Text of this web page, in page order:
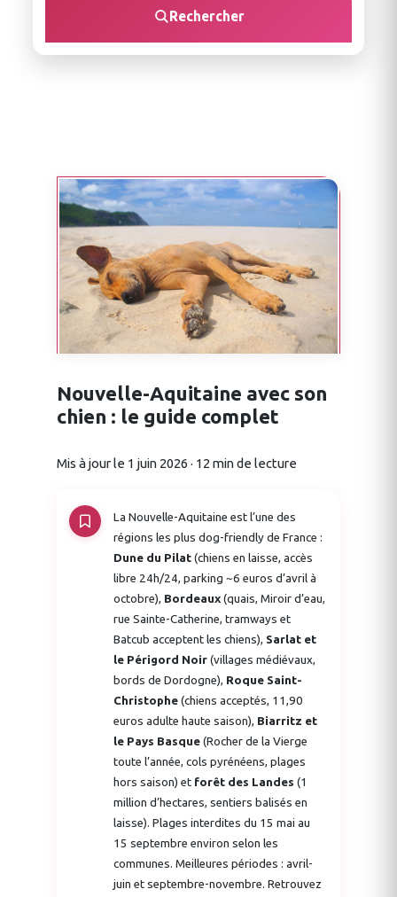
Rechercher
Nouvelle-Aquitaine avec son
chien : le guide complet
Mis à jour le 1 juin 2026 · 12 min de lecture
La Nouvelle-Aquitaine est l’une des
régions les plus dog-friendly de France :
Dune du Pilat (chiens en laisse, accès
libre 24h/24, parking ~6 euros d’avril à
octobre), Bordeaux (quais, Miroir d’eau,
rue Sainte-Catherine, tramways et
Batcub acceptent les chiens), Sarlat et
le Périgord Noir (villages médiévaux,
bords de Dordogne), Roque Saint-
Christophe (chiens acceptés, 11,90
euros adulte haute saison), Biarritz et
le Pays Basque (Rocher de la Vierge
toute l’année, cols pyrénéens, plages
hors saison) et forêt des Landes (1
million d’hectares, sentiers balisés en
laisse). Plages interdites du 15 mai au
15 septembre environ selon les
communes. Meilleures périodes : avril-
juin et septembre-novembre. Retrouvez